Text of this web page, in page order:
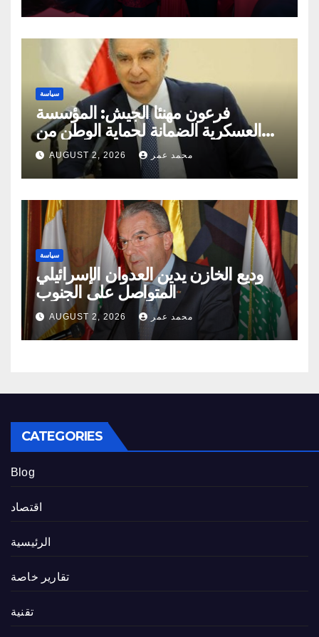
سياسة
فرعون مهنئا الجيش: المؤسسة
العسكرية الضمانة لحماية الوطن من
مخاطر الدّاخل والخارج
AUGUST 2, 2026 محمد عمر
سياسة
وديع الخازن يدين العدوان الإسرائيلي
المتواصل على الجنوب
AUGUST 2, 2026 محمد عمر
CATEGORIES
Blog
اقتصاد
الرئيسية
تقارير خاصة
تقنية